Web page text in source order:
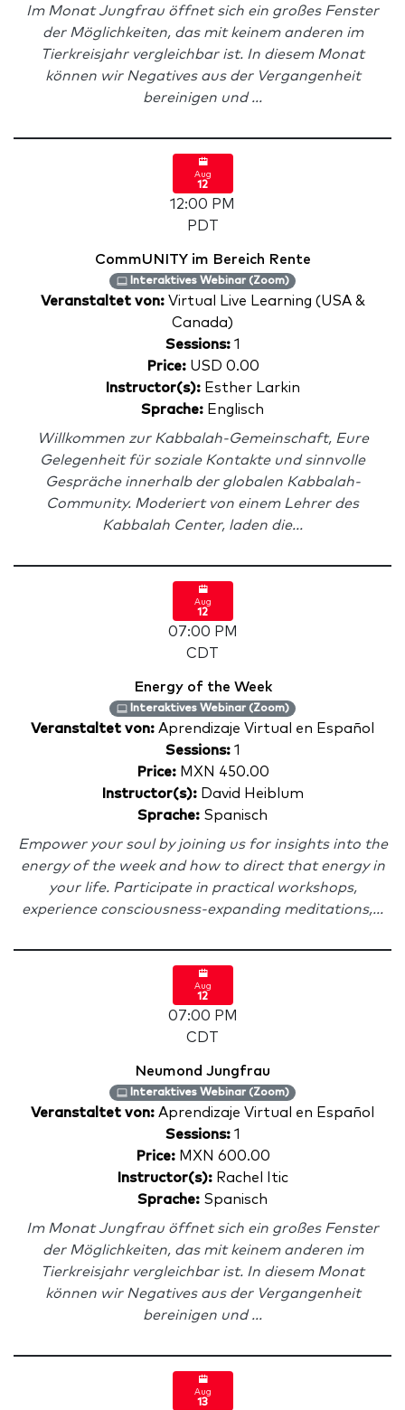
Im Monat Jungfrau öffnet sich ein großes Fenster
der Möglichkeiten, das mit keinem anderen im
Tierkreisjahr vergleichbar ist. In diesem Monat
können wir Negatives aus der Vergangenheit
bereinigen und ...
Aug
12
12:00 PM
PDT
CommUNITY im Bereich Rente
Interaktives Webinar (Zoom)
Veranstaltet von: Virtual Live Learning (USA &
Canada)
Sessions:1
Price:USD 0.00
Instructor(s): Esther Larkin
Sprache: Englisch
Willkommen zur Kabbalah-Gemeinschaft, Eure
Gelegenheit für soziale Kontakte und sinnvolle
Gespräche innerhalb der globalen Kabbalah-
Community. Moderiert von einem Lehrer des
Kabbalah Center, laden die...
Aug
12
07:00 PM
CDT
Energy of the Week
Interaktives Webinar (Zoom)
Veranstaltet von: Aprendizaje Virtual en Español
Sessions:1
Price:MXN 450.00
Instructor(s): David Heiblum
Sprache: Spanisch
Empower your soul by joining us for insights into the
energy of the week and how to direct that energy in
your life. Participate in practical workshops,
experience consciousness-expanding meditations,...
Aug
12
07:00 PM
CDT
Neumond Jungfrau
Interaktives Webinar (Zoom)
Veranstaltet von: Aprendizaje Virtual en Español
Sessions:1
Price:MXN 600.00
Instructor(s): Rachel Itic
Sprache: Spanisch
Im Monat Jungfrau öffnet sich ein großes Fenster
der Möglichkeiten, das mit keinem anderen im
Tierkreisjahr vergleichbar ist. In diesem Monat
können wir Negatives aus der Vergangenheit
bereinigen und ...
Aug
13